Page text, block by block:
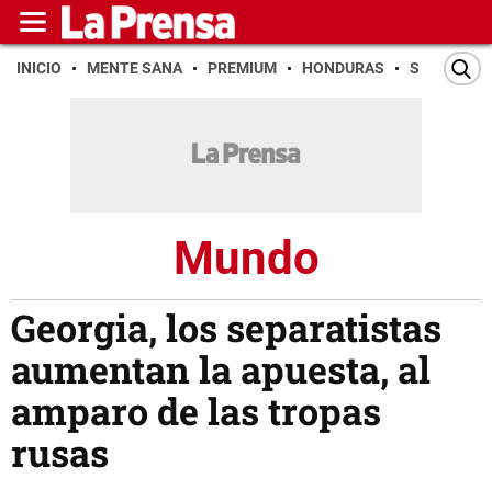
INICIO MENTE SANA PREMIUM HONDURAS SAN PEDRO
Mundo
Georgia, los separatistas
aumentan la apuesta, al
amparo de las tropas
rusas